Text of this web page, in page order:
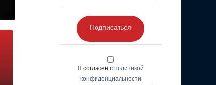
Подписаться
Я согласен с политикой
конфиденциальности